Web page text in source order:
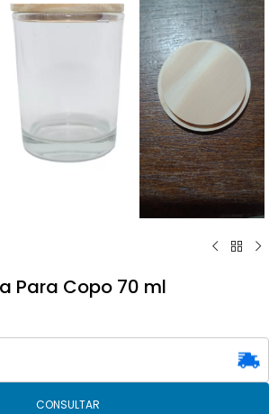
Para Copo 70 ml
CONSULTAR